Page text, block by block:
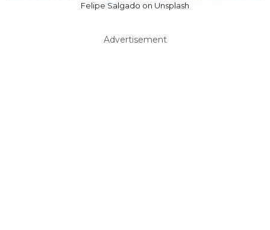
Felipe Salgado on Unsplash
Advertisement